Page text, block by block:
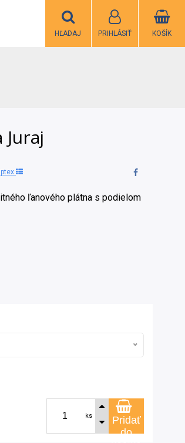
KOŠÍK
PRIHLÁSIŤ
HĽADAJ
Juraj
ľanového plátna s podielom
ks
Pridať
do